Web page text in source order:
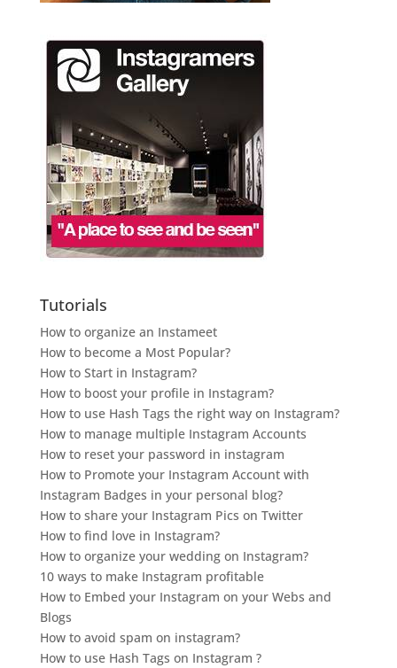
Tutorials
How to organize an Instameet
How to become a Most Popular?
How to Start in Instagram?
How to boost your profile in Instagram?
How to use Hash Tags the right way on Instagram?
How to manage multiple Instagram Accounts
How to reset your password in instagram
How to Promote your Instagram Account with
Instagram Badges in your personal blog?
How to share your Instagram Pics on Twitter
How to find love in Instagram?
How to organize your wedding on Instagram?
10 ways to make Instagram profitable
How to Embed your Instagram on your Webs and
Blogs
How to avoid spam on instagram?
How to use Hash Tags on Instagram ?